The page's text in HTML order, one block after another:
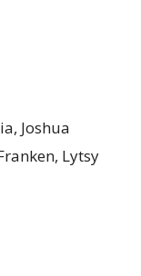
Joshua
Lytsy